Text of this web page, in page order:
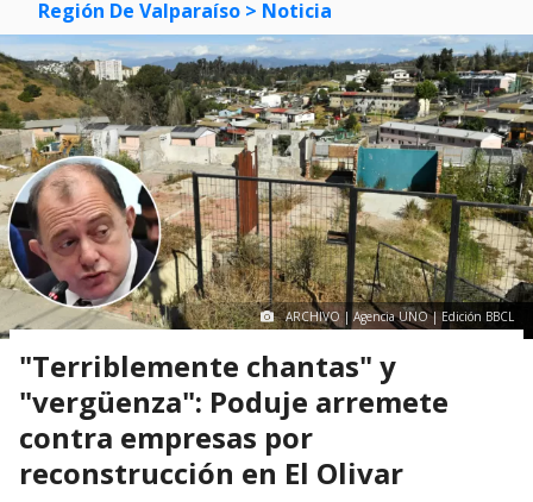
Región De Valparaíso > Noticia
ARCHIVO | Agencia UNO | Edición BBCL
"Terriblemente chantas" y
"vergüenza": Poduje arremete
contra empresas por
reconstrucción en El Olivar